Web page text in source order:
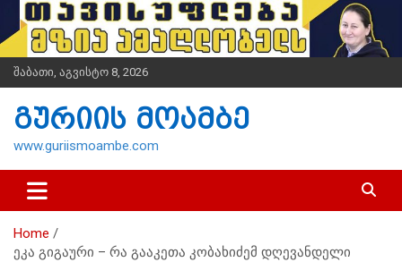
i
t
n
შაბათი, აგვისტო 8, 2026
გურიის მოამბე
www.guriismoambe.com
Home
ეკა გიგაური – რა გააკეთა კობახიძემ დღევანდელი